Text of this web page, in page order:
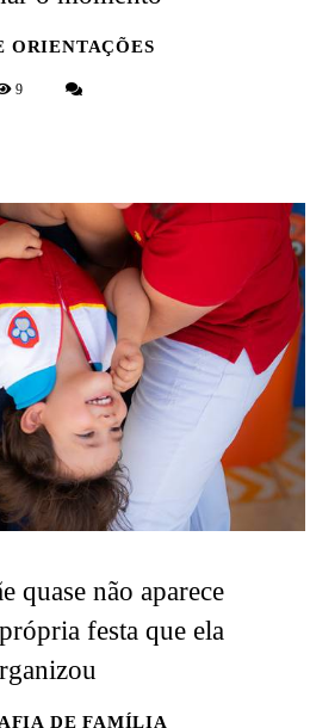
ORIENTAÇÕES
9
quase não aparece
festa que ela
DE FAMÍLIA